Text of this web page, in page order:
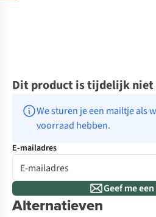
Dit product is tijdelijk niet
We sturen je een mailtje als
voorraad hebben.
E-mailadres
Geef me
Alternatieven
-10%